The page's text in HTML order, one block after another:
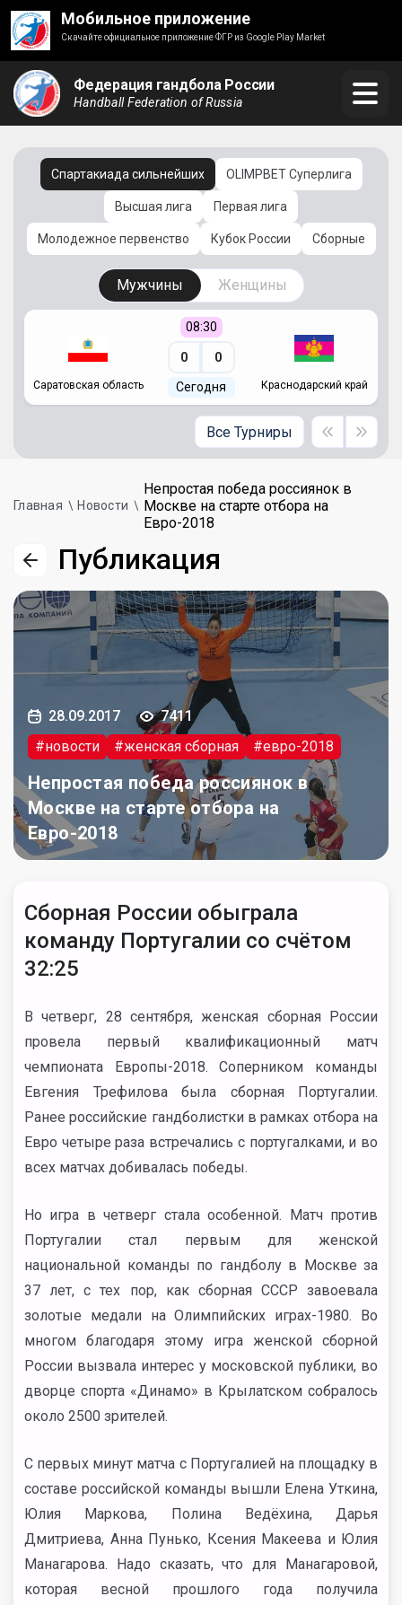
Мобильное приложение
Скачайте официальное приложение ФГР из Google Play Market
Федерация гандбола России
Handball Federation of Russia
Спартакиада сильнейших OLIMPBET Суперлига
Высшая лига Первая лига
Молодежное первенство Кубок России Сборные
Мужчины Женщины
Саратовская область
08:30
0 0
Сегодня Краснодарский край
Все Турниры
Главная Новости
Непростая победа россиянок в
Москве на старте отбора на
Евро-2018
Публикация
28.09.2017
7411
#новости
#женская сборная #евро-2018
Непростая победа россиянок в
Москве на старте отбора на
Евро-2018
Сборная России обыграла
команду Португалии со счётом
32:25
В четверг, 28 сентября, женская сборная России
провела первый квалификационный матч
чемпионата Европы-2018. Соперником команды
Евгения Трефилова была сборная Португалии.
Ранее российские гандболистки в рамках отбора на
Евро четыре раза встречались с португалками, и во
всех матчах добивалась победы.
Но игра в четверг стала особенной. Матч против
Португалии стал первым для женской
национальной команды по гандболу в Москве за
37 лет, с тех пор, как сборная СССР завоевала
золотые медали на Олимпийских играх-1980. Во
многом благодаря этому игра женской сборной
России вызвала интерес у московской публики, во
дворце спорта «Динамо» в Крылатском собралось
около 2500 зрителей.
С первых минут матча с Португалией на площадку в
составе российской команды вышли Елена Уткина,
Юлия Маркова, Полина Ведёхина, Дарья
Дмитриева, Анна Пунько, Ксения Макеева и Юлия
Манагарова. Надо сказать, что для Манагаровой,
которая весной прошлого года получила